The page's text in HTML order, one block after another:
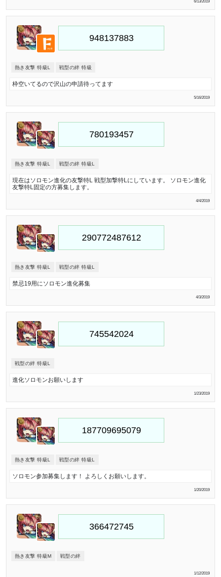
6/13/2019
熱き友撃 特級L 戦型の絆 特級
枠空いてるので沢山の申請待ってます
5/16/2019
熱き友撃 特級L 戦型の絆 特級L
現在はソロモン進化の友撃特L 戦型加撃特Lにしています。 ソロモン進化
友撃特L固定の方募集します。
4/4/2019
熱き友撃 特級L 戦型の絆 特級L
禁忌19用にソロモン進化募集
4/3/2019
戦型の絆 特級L
進化ソロモンお願いします
1/23/2019
熱き友撃 特級L 戦型の絆 特級L
ソロモン参加募集します！ よろしくお願いします。
1/20/2019
熱き友撃 特級M 戦型の絆
1/12/2019